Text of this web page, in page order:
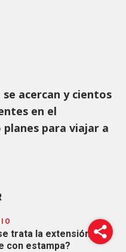
acercan y cientos
en el
para viajar a
trata la extensión de
con estampa?